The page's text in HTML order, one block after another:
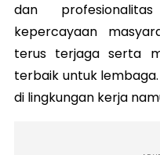
dan
kepercayaan
terus terjaga serta
terbaik untuk
di lingkungan kerja